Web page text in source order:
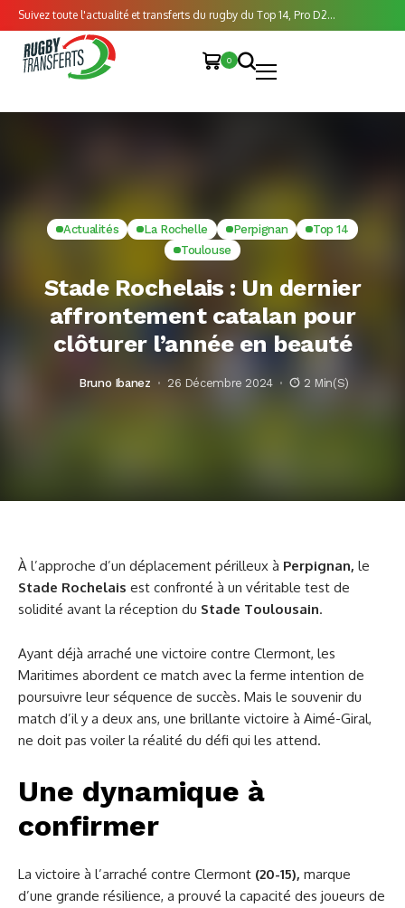
Suivez toute l'actualité et transferts du rugby du Top 14, Pro D2...
0
Actualités La Rochelle Perpignan
Top 14
Toulouse
Stade Rochelais : Un dernier
affrontement catalan pour
clôturer l’année en beauté
Bruno Ibanez 26 Décembre 2024 2 Min(s)
À l’approche d’un déplacement périlleux à Perpignan, le
Stade Rochelais est confronté à un véritable test de
solidité avant la réception du Stade Toulousain.
Ayant déjà arraché une victoire contre Clermont, les
Maritimes abordent ce match avec la ferme intention de
poursuivre leur séquence de succès. Mais le souvenir du
match d’il y a deux ans, une brillante victoire à Aimé-Giral,
ne doit pas voiler la réalité du défi qui les attend.
Une dynamique à
confirmer
La victoire à l’arraché contre Clermont (20-15), marque
d’une grande résilience, a prouvé la capacité des joueurs de